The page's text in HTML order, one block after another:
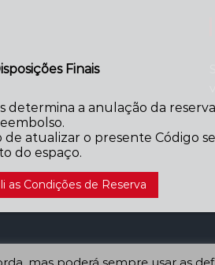
Finais
a anulação da
de atualizar o presente Código
do espaço.
as Condições de Reserva